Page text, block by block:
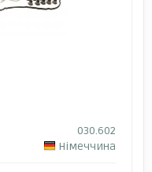
030.602
Німеччина